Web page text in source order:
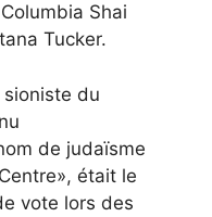
Shai
Tucker.
sioniste du
de judaïsme
était le
vote lors des